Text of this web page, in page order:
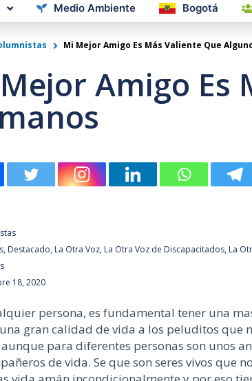
Medio Ambiente Bogotá
Mi Mejor Amigo Es Más Valiente Que
Amigo Es
, Destacado, La Otra Voz, La Otra Voz de Discapacitados, La
18, 2020
persona, es fundamental tener una
gran calidad de vida a los peluditos que
para diferentes personas son unos
de vida. Se que son seres vivos que